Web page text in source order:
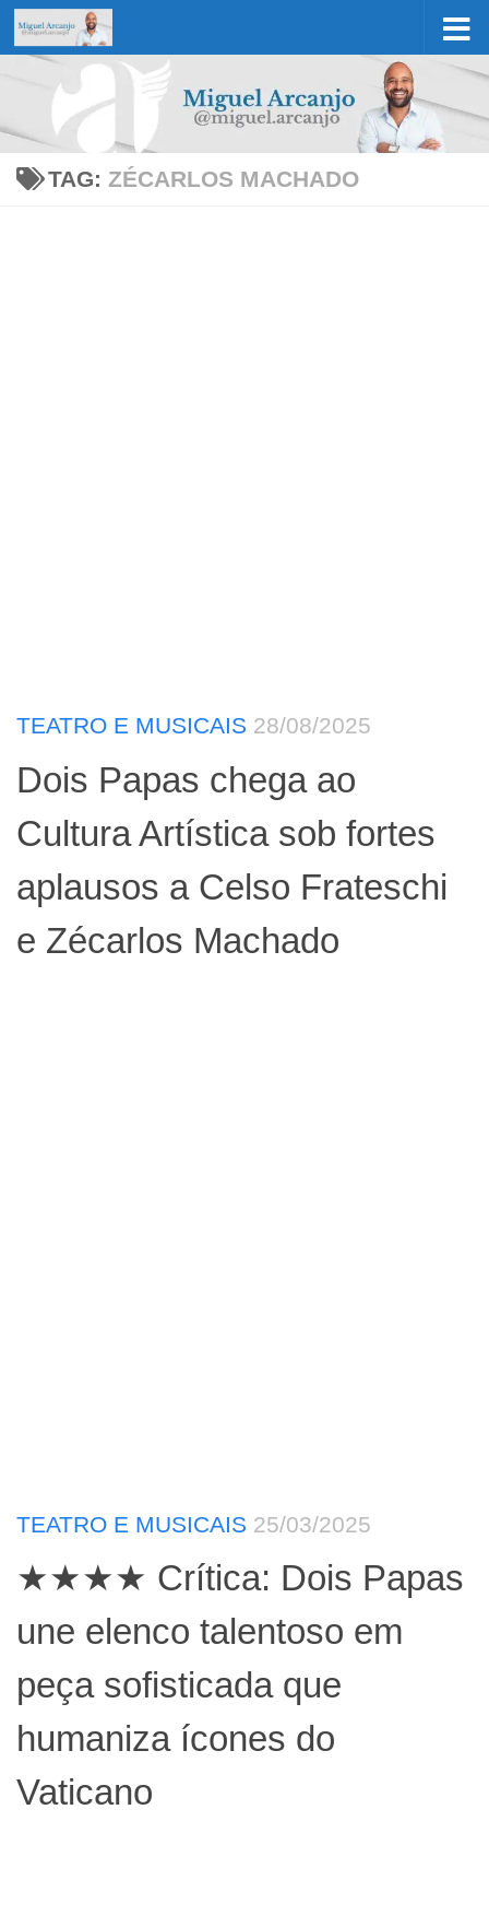
Skip to content
TAG: ZÉCARLOS MACHADO
TEATRO E MUSICAIS 28/08/2025
Dois Papas chega ao
Cultura Artística sob fortes
aplausos a Celso Frateschi
e Zécarlos Machado
TEATRO E MUSICAIS 25/03/2025
★★★★ Crítica: Dois Papas
une elenco talentoso em
peça sofisticada que
humaniza ícones do
Vaticano